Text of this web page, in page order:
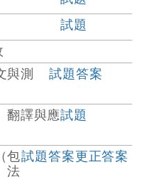
試題
與測
試題答案
翻譯與應試題
包
法
試題答案更正答案